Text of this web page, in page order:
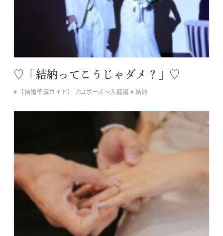
♡「結納ってこうじゃダメ？」♡
【結婚準備ガイド】プロポーズ〜入籍編 結納